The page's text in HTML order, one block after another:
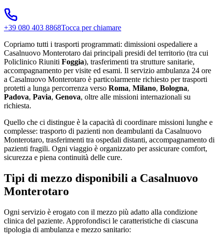
+39 080 403 8868Tocca per chiamare
Copriamo tutti i trasporti programmati: dimissioni ospedaliere a
Casalnuovo Monterotaro dai principali presidi del territorio (tra cui
Policlinico Riuniti Foggia), trasferimenti tra strutture sanitarie,
accompagnamento per visite ed esami. Il servizio ambulanza 24 ore
a Casalnuovo Monterotaro è particolarmente richiesto per trasporti
protetti a lunga percorrenza verso Roma, Milano, Bologna,
Padova, Pavia, Genova, oltre alle missioni internazionali su
richiesta.
Quello che ci distingue è la capacità di coordinare missioni lunghe e
complesse: trasporto di pazienti non deambulanti da Casalnuovo
Monterotaro, trasferimenti tra ospedali distanti, accompagnamento di
pazienti fragili. Ogni viaggio è organizzato per assicurare comfort,
sicurezza e piena continuità delle cure.
Tipi di mezzo disponibili a Casalnuovo
Monterotaro
Ogni servizio è erogato con il mezzo più adatto alla condizione
clinica del paziente. Approfondisci le caratteristiche di ciascuna
tipologia di ambulanza e mezzo sanitario: